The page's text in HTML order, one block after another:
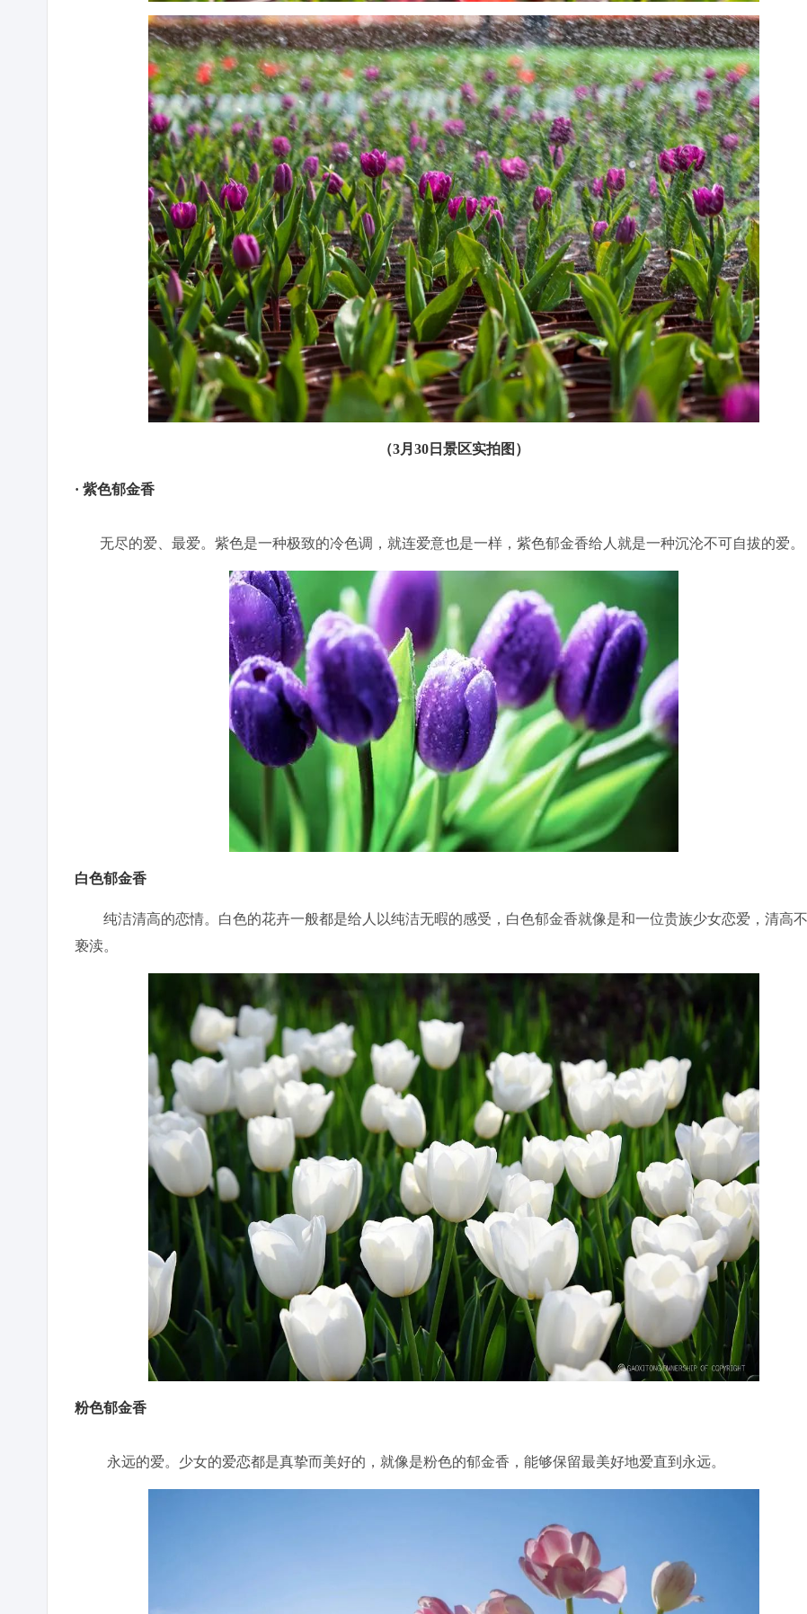
（3月30日景区实拍图）
· 紫色郁金香
无尽的爱、最爱。紫色是一种极致的冷色调，就连爱意也是一样，紫色郁金香给人就是一种沉沦不可自拔的爱。
白色郁金香
纯洁清高的恋情。白色的花卉一般都是给人以纯洁无暇的感受，白色郁金香就像是和一位贵族少女恋爱，清高
亵渎。
粉色郁金香
永远的爱。少女的爱恋都是真挚而美好的，就像是粉色的郁金香，能够保留最美好地爱直到永远。